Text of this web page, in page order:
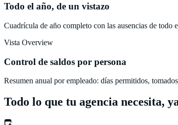
Todo el año, de un vistazo
Cuadrícula de año completo con las ausencias de
Vista Overview
Control de saldos por persona
Resumen anual por empleado: días permitidos,
Todo lo que tu agencia necesita,